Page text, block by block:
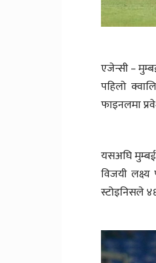
एजेन्सी –
पहिलो
फाइनलमा
यसअघि
विजयी
स्टोइनिसले